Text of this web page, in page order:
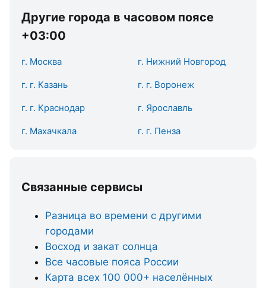
Другие города в часовом поясе
+03:00
г. Москва г. Нижний Новгород
г. г. Казань г. г. Воронеж
г. г. Краснодар г. Ярославль
г. Махачкала г. г. Пенза
Связанные сервисы
Разница во времени с другими
городами
Восход и закат солнца
Все часовые пояса России
Карта всех 100 000+ населённых